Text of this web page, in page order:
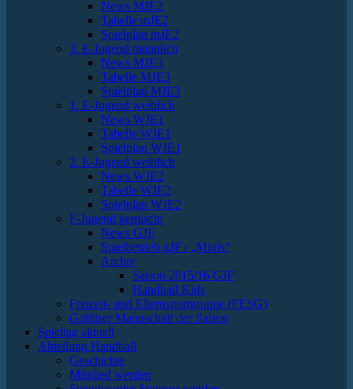
News MJE2
Tabelle mJE2
Spielplan mJE2
3. E-Jugend männlich
News MJE3
Tabelle MJE3
Spielplan MJE3
1. E-Jugend weiblich
News WJE1
Tabelle WJE1
Spielplan WJE1
2. E-Jugend weiblich
News WJE2
Tabelle WJE2
Spielplan WJE2
F-Jugend gemischt
News GJF
Spielbetrieb gJF / „Minis“
Archiv
Saison 2015/16 GJF
Handball Kids
Freizeit- und Elternsportgruppe (FESG)
Gohliser Mannschaft der Saison
Spieltag aktuell
Abteilung Handball
Geschichte
Mitglied werden